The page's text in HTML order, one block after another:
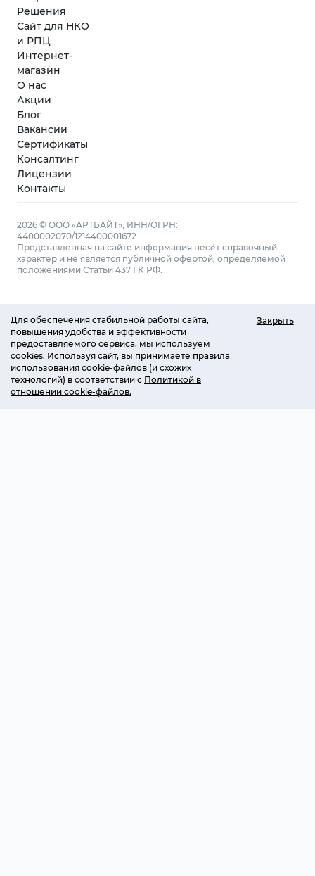
Решения
Сайт для НКО
и РПЦ
Интернет-
магазин
О нас
Акции
Блог
Вакансии
Сертификаты
Консалтинг
Лицензии
Контакты
2026 © ООО «АРТБАЙТ», ИНН/ОГРН:
4400002070/1214400001672
Представленная на сайте информация несёт справочный
характер и не является публичной офертой, определяемой
положениями Статьи 437 ГК РФ.
Закрыть
Для обеспечения стабильной работы сайта,
повышения удобства и эффективности
предоставляемого сервиса, мы используем
cookies. Используя сайт, вы принимаете правила
использования cookie-файлов (и схожих
технологий) в соответствии с Политикой в
отношении cookie-файлов.